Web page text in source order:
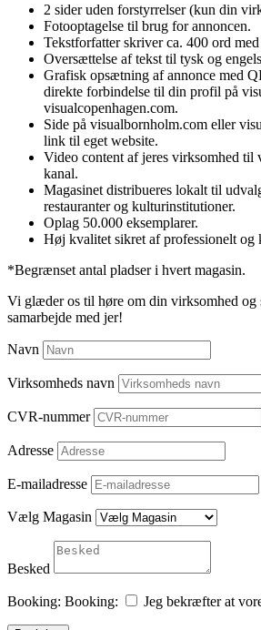
2 sider uden forstyrrelser (kun din
Fotooptagelse til brug for annoncen.
Tekstforfatter skriver ca. 400 ord
Oversættelse af tekst til tysk og
Grafisk opsætning af annonce med
direkte forbindelse til din profil på
visualcopenhagen.com.
Side på visualbornholm.com eller
link til eget website.
Video content af jeres virksomhed til
kanal.
Magasinet distribueres lokalt til
restauranter og kulturinstitutioner.
Oplag 50.000 eksemplarer.
Høj kvalitet sikret af professionelt og
*Begrænset antal pladser i hvert magasin.
Vi glæder os til høre om din virksomhed og
samarbejde med jer!
Navn
Virksomheds navn
CVR-nummer
Adresse
E-mailadresse
Vælg Magasin
Besked
Booking: Booking: Jeg bekræfter at